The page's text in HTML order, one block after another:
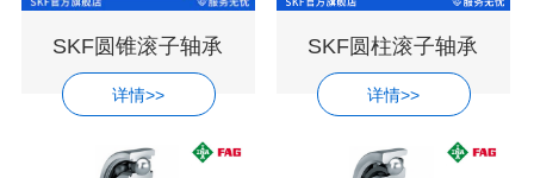
SKF圆锥滚子轴承
详情>>
SKF圆柱滚子轴承
详情>>